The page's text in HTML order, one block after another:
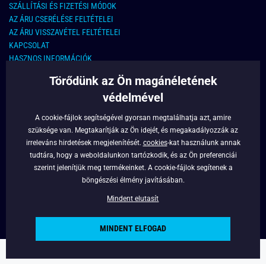
SZÁLLÍTÁSI ÉS FIZETÉSI MÓDOK
AZ ÁRU CSERÉLÉSE FELTÉTELEI
AZ ÁRU VISSZAVÉTEL FELTÉTELEI
KAPCSOLAT
HASZNOS INFORMÁCIÓK
KAPCSOLAT
info@legyferfi.hu
FONTOS INFORMÁCIÓK
RÓLUNK
Törődünk az Ön magánéletének
védelmével
A cookie-fájlok segítségével gyorsan megtalálhatja azt, amire
szüksége van. Megtakarítják az Ön idejét, és megakadályozzák az
irreleváns hirdetések megjelenítését. cookies-kat használunk annak
tudtára, hogy a weboldalunkon tartózkodik, és az Ön preferenciái
szerint jelenítjük meg termékeinket. A cookie-fájlok segítenek a
böngészési élmény javításában.
Mindent elutasít
MINDENT ELFOGAD